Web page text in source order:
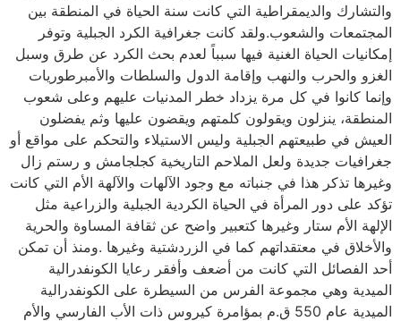
والتشارك والديمقراطية التي كانت سنة الحياة في المنطقة بين
المجتمعات والشعوب.ولقد كانت جغرافية الكرد الجبلية وتوفر
إمكانيات الحياة الغنية فيها سبباً لعدم بحث الكرد عن طرق وسبل
الغزو والحرب والنهب وإقامة الدول والسلطات والأمبرطوريات
وإنما كانوا في كل مرة يزداد خطر المدنيات عليهم وعلى شعوب
المنطقة، ينزلون ويقولون كلمتهم ويقضون عليها وثم يفضلون
العيش في طبيعتهم الجبلية وليس الاستيلاء والتحكم على مواقع أو
جغرافيات جديدة ولعل الملاحم التاريخية كجلجامش و رستم زال
وغيرها تذكر هذا في جنباته مع وجود الآلهات والآلهة الأم التي كانت
تؤكد على دور المرأة في الحياة الكردية الجبلية والزراعية مثل
الإلهة الأم ستار وغيرها كتعبير واضح عن ثقافة المساوة والحرية
والأخلاق في معتقداتهم كما في الزردشتية وغيرها .ومنذ أن تمكن
أحد الفصائل التي كانت من أضعف وأفقر رعايا الكونفدرالية
الميدية وهي مجموعة الفرس من السيطرة على الكونفدرالية
الميدية عام 550 ق.م بمؤامرة كيروس ذات الأب الفارسي والأم